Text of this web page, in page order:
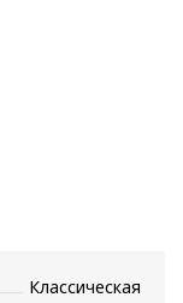
Классическая